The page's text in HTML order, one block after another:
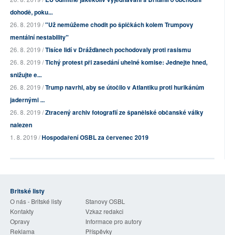
dohodě, poku...
26. 8. 2019 /"Už nemůžeme chodit po špičkách kolem Trumpovy
mentální nestability"
26. 8. 2019 /Tisíce lidí v Drážďanech pochodovaly proti rasismu
26. 8. 2019 /Tichý protest při zasedání uhelné komise: Jednejte hned,
snižujte e...
26. 8. 2019 /Trump navrhl, aby se útočilo v Atlantiku proti hurikánům
jadernými ...
26. 8. 2019 /Ztracený archiv fotografií ze španělské občanské války
nalezen
1. 8. 2019 /Hospodaření OSBL za červenec 2019
Britské listy
O nás - Britské listy
Stanovy OSBL
Kontakty
Vzkaz redakci
Opravy
Informace pro autory
Reklama
Příspěvky